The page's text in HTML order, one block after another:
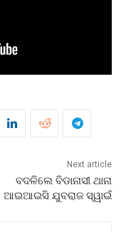
Next article
ବଦଳିଲେ ବିଡାନାସୀ ଥାନା
ଆଇଆଇସି ଯୁବରାଜ ସ୍ୱାଇଁ